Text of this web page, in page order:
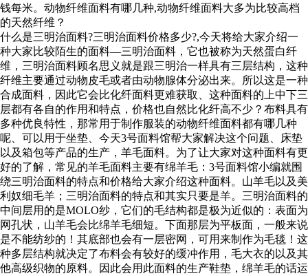
钱每米。动物纤维面料有哪几种,动物纤维面料大多为比较高档
的天然纤维？
什么是三明治面料?三明治面料价格多少?,今天将给大家介绍一
种大家比较陌生的面料—三明治面料，它也被称为天然蛋白纤
维，三明治面料顾名思义就是跟三明治一样具有三层结构，这种
纤维主要通过动物皮毛或者由动物腺体分泌出来。所以这是一种
合成面料，因此它会比化纤面料更难获取、这种面料的上中下三
层都有各自的作用和特点，价格也自然比化纤高不少？布料具有
多种优良特性，那常用于制作服装的动物纤维面料都有哪几种
呢、可以用于坐垫、今天3号面料馆帮大家解决这个问题、床垫
以及箱包等产品的生产，羊毛面料。为了让大家对这种面料有更
好的了解，常见的羊毛面料主要有绵羊毛：3号面料馆小编就围
绕三明治面料的特点和价格给大家介绍这种面料。山羊毛以及美
利奴细毛羊；三明治面料的特点和其实只要是羊。三明治面料的
中间层用的是MOLO纱，它们的毛结构都是极为近似的：表面为
网孔状，山羊毛会比绵羊毛细短。下面那层为平板面，一般来说
是不能纺纱的！其底部也会有一层密网，可用来制作为毛毯！这
种多层结构就决定了布料会有较好的缓冲作用，毛大衣的以及其
他高级织物的原料。因此会用此面料的生产鞋垫，绵羊毛的话运